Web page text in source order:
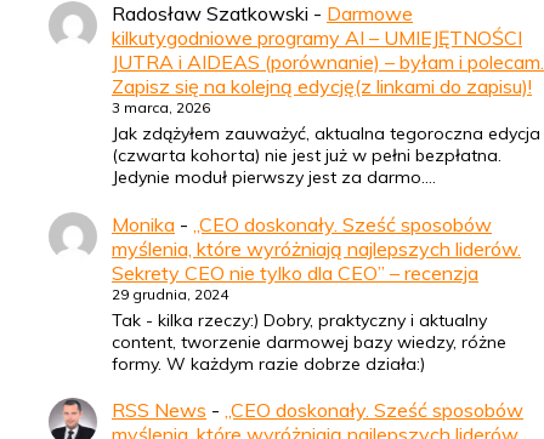
Radosław Szatkowski - Darmowe
kilkutygodniowe programy AI – UMIEJĘTNOŚCI
JUTRA i AIDEAS (porównanie) – byłam i polecam.
Zapisz się na kolejną edycję(z linkami do zapisu)!
3 marca, 2026
Jak zdążyłem zauważyć, aktualna tegoroczna edycja
(czwarta kohorta) nie jest już w pełni bezpłatna.
Jedynie moduł pierwszy jest za darmo.…
Monika - „CEO doskonały. Sześć sposobów
myślenia, które wyróżniają najlepszych liderów.
Sekrety CEO nie tylko dla CEO” – recenzja
29 grudnia, 2024
Tak - kilka rzeczy:) Dobry, praktyczny i aktualny
content, tworzenie darmowej bazy wiedzy, różne
formy. W każdym razie dobrze działa:)
RSS News - „CEO doskonały. Sześć sposobów